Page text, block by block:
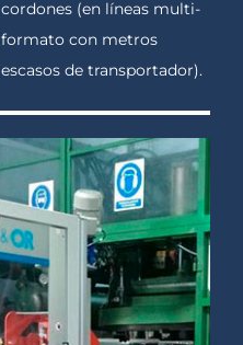
cordones (en líneas multi-
formato con metros
escasos de transportador).